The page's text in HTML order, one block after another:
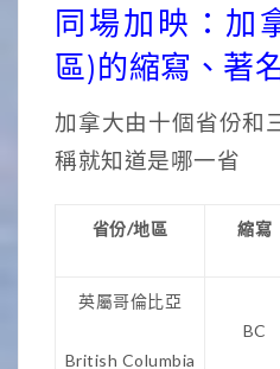
同場加映：加
區)的縮寫、著
加拿大由十個省份和
稱就知道是哪一省
省份/地區 縮寫
英屬哥倫比亞
British Columbia
BC